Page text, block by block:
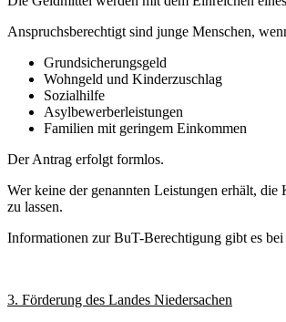
Anspruchsberechtigt sind junge Menschen,
Grundsicherungsgeld
Wohngeld und Kinderzuschlag
Sozialhilfe
Asylbewerberleistungen
Familien mit geringem Einkommen
Der Antrag erfolgt formlos.
Wer keine der genannten Leistungen erhält,
zu lassen.
Informationen zur BuT-Berechtigung gibt es
3. Förderung des Landes Niedersachen